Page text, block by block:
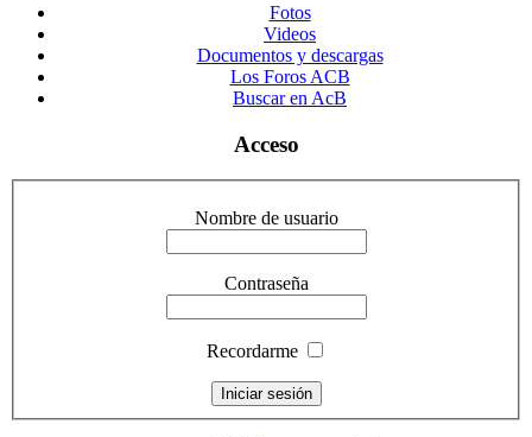
Fotos
Videos
Documentos y descargas
Los Foros ACB
Buscar en AcB
Acceso
Nombre de usuario
Contraseña
Recordarme